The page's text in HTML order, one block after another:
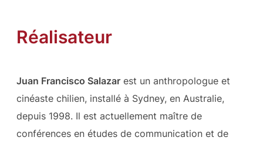
Réalisateur
Juan Francisco Salazarest un anthropologue et
cinéaste chilien, installé à Sydney, en Australie,
depuis 1998. Il est actuellement maître de
conférences en études de communication et de